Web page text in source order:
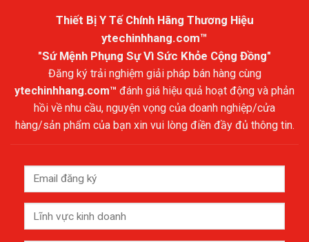
Thiết Bị Y Tế Chính Hãng Thương Hiệu
ytechinhhang.com™
"Sứ Mệnh Phụng Sự Vì Sức Khỏe Cộng Đồng"
Đăng ký trải nghiệm giải pháp bán hàng cùng
ytechinhhang.com™ đánh giá hiệu quả hoạt động và phản
hồi về nhu cầu, nguyện vọng của doanh nghiệp/cửa
hàng/sản phẩm của bạn xin vui lòng điền đầy đủ thông tin.